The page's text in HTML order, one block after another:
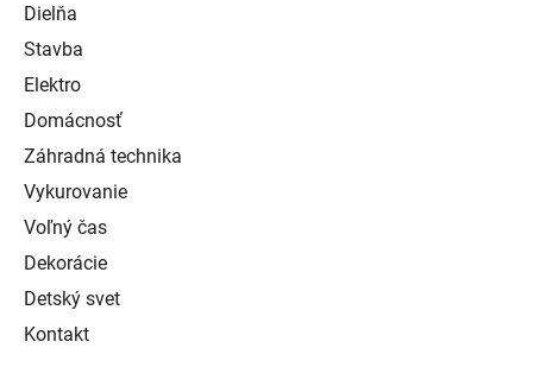
Dielňa
Stavba
Elektro
Domácnosť
Záhradná technika
Vykurovanie
Voľný čas
Dekorácie
Detský svet
Kontakt